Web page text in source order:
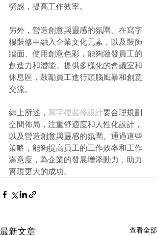
勞感，提高工作效率。
另外，營造創意與靈感的氛圍。在寫字
樓裝修中融入企業文化元素，以及裝飾
牆面、使用創意色彩，能夠激發員工的
創造力和潛能。提供多樣化的會議室和
休息區，鼓勵員工進行頭腦風暴和創意
交流。
綜上所述， 寫字樓裝修設計要合理規劃
空間佈局，注重舒適度和人性化設計，
以及營造創意與靈感的氛圍。通過這些
策略，能夠提高員工的工作效率和工作
滿意度，為企業的發展增添動力，助力
實現更大的成功。
最新文章 查看全部